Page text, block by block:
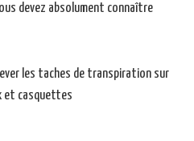
devez absolument connaître
les taches de transpiration sur
et casquettes